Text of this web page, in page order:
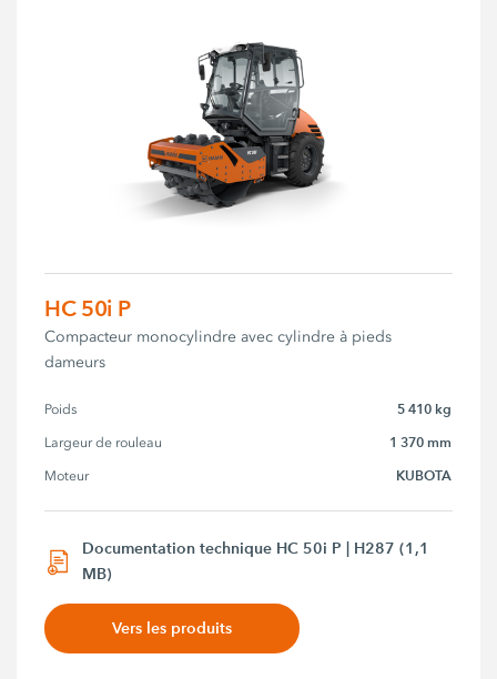
HC 50i P
Compacteur monocylindre avec cylindre à pieds
dameurs
Poids 5 410 kg
Largeur de rouleau 1 370 mm
Moteur KUBOTA
Documentation technique HC 50i P | H287 (1,1
MB)
Vers les produits